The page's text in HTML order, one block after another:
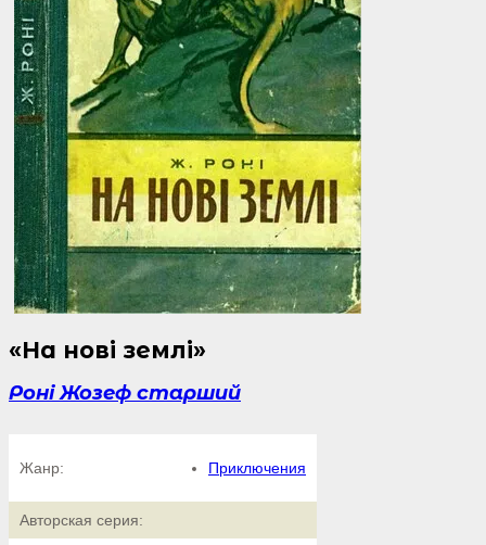
«На нові землі»
Роні Жозеф старший
Жанр: Приключения
Авторская серия: